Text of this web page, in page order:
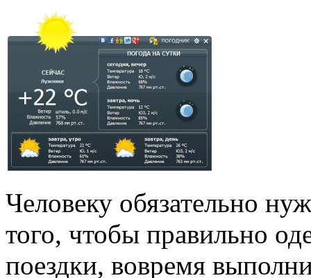
Человеку обязательно
того, чтобы правильно
поездки, вовремя